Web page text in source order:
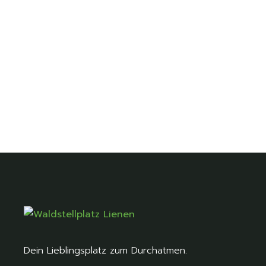
Dein Lieblingsplatz zum Durchatmen.